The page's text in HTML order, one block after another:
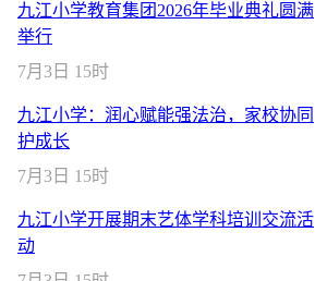
九江小学教育集团2026年毕业典礼圆满
举行
7月3日 15时
九江小学：润心赋能强法治，家校协同
护成长
7月3日 15时
九江小学开展期末艺体学科培训交流活
动